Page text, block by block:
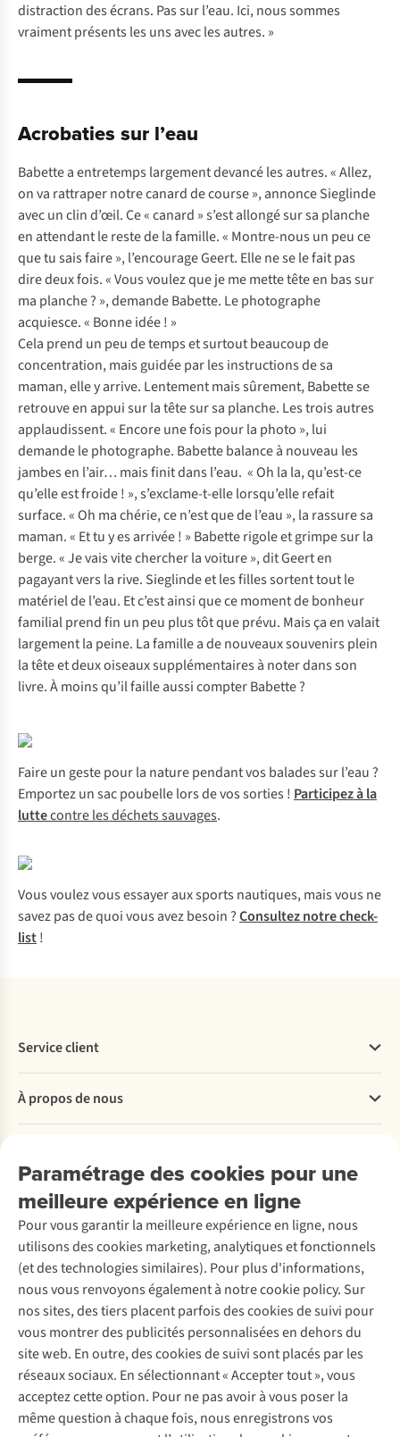
distraction des écrans. Pas sur l’eau. Ici, nous sommes
vraiment présents les uns avec les autres. »
Acrobaties sur l’eau
Babette a entretemps largement devancé les autres. « Allez,
on va rattraper notre canard de course », annonce Sieglinde
avec un clin d’œil. Ce « canard » s’est allongé sur sa planche
en attendant le reste de la famille. « Montre-nous un peu ce
que tu sais faire », l’encourage Geert. Elle ne se le fait pas
dire deux fois. « Vous voulez que je me mette tête en bas sur
ma planche ? », demande Babette. Le photographe
acquiesce. « Bonne idée ! »
Cela prend un peu de temps et surtout beaucoup de
concentration, mais guidée par les instructions de sa
maman, elle y arrive. Lentement mais sûrement, Babette se
retrouve en appui sur la tête sur sa planche. Les trois autres
applaudissent. « Encore une fois pour la photo », lui
demande le photographe. Babette balance à nouveau les
jambes en l’air… mais finit dans l’eau. « Oh la la, qu’est-ce
qu’elle est froide ! », s’exclame-t-elle lorsqu’elle refait
surface. « Oh ma chérie, ce n’est que de l’eau », la rassure sa
maman. « Et tu y es arrivée ! » Babette rigole et grimpe sur la
berge. « Je vais vite chercher la voiture », dit Geert en
pagayant vers la rive. Sieglinde et les filles sortent tout le
matériel de l’eau. Et c’est ainsi que ce moment de bonheur
familial prend fin un peu plus tôt que prévu. Mais ça en valait
largement la peine. La famille a de nouveaux souvenirs plein
la tête et deux oiseaux supplémentaires à noter dans son
livre. À moins qu’il faille aussi compter Babette ?
Faire un geste pour la nature pendant vos balades sur l’eau ?
Emportez un sac poubelle lors de vos sorties ! Participez à la
luttecontre les déchets sauvages.
Vous voulez vous essayer aux sports nautiques, mais vous ne
savez pas de quoi vous avez besoin ?Consultez notre check-
list!
Paramétrage des cookies pour une
meilleure expérience en ligne
Pour vous garantir la meilleure expérience en ligne, nous
utilisons des cookies marketing, analytiques et fonctionnels
(et des technologies similaires). Pour plus d'informations,
nous vous renvoyons également à notre cookie policy. Sur
nos sites, des tiers placent parfois des cookies de suivi pour
vous montrer des publicités personnalisées en dehors du
site web. En outre, des cookies de suivi sont placés par les
réseaux sociaux. En sélectionnant « Accepter tout », vous
acceptez cette option. Pour ne pas avoir à vous poser la
même question à chaque fois, nous enregistrons vos
Service client
Commander
Payer
Retourner
Rétractation d'une commande
Entretien & réparations
Garantie
Contactez-nous
À propos de nous
Entreprise responsable
À propos d’Ayacucho
Nos magasins
À propos d’A.S.Adventure
Déclaration d'accessibilité
Location / Location sports d’hiver
Seconde-main
Entretien de ski
Service de lavage
Entretien de chaussures
Réparation de chaussures
Réparation de vêtements
Retouches
Pour les entreprises
Découvrez
A.S.Magazine
Explore Camp
Expertise & conseils
Abonnez-vous à la newsletter
Suivez-nous